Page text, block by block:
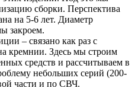
сборки. Перспектива
на 5-6 лет. Диаметр
закроем.
– связано как раз с
кремнии. Здесь мы строим
средств и рассчитываем в
небольших серий (200-
части и по СВЧ.